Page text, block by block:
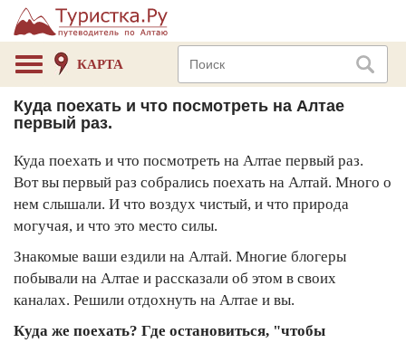
КАРТА
Куда поехать и что посмотреть на Алтае
первый раз.
Куда поехать и что посмотреть на Алтае первый раз.
Вот вы первый раз собрались поехать на Алтай. Много о
нем слышали. И что воздух чистый, и что природа
могучая, и что это место силы.
Знакомые ваши ездили на Алтай. Многие блогеры
побывали на Алтае и рассказали об этом в своих
каналах. Решили отдохнуть на Алтае и вы.
Куда же поехать? Где остановиться, "чтобы